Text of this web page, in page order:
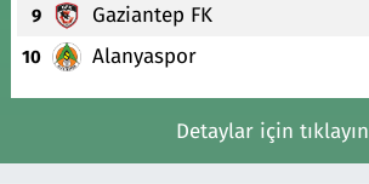
9 Gaziantep FK
10 Alanyaspor
Detaylar için tıklayın